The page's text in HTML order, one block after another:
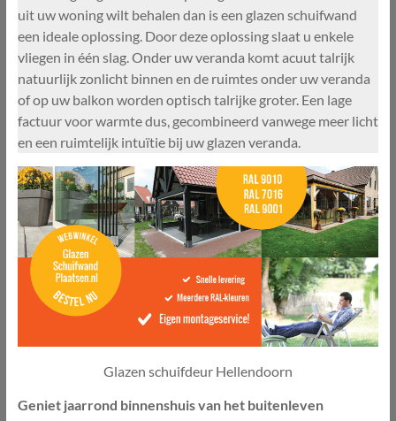
uit uw woning wilt behalen dan is een glazen schuifwand
een ideale oplossing. Door deze oplossing slaat u enkele
vliegen in één slag. Onder uw veranda komt acuut talrijk
natuurlijk zonlicht binnen en de ruimtes onder uw veranda
of op uw balkon worden optisch talrijke groter. Een lage
factuur voor warmte dus, gecombineerd vanwege meer licht
en een ruimtelijk intuïtie bij uw glazen veranda.
Glazen schuifdeur Hellendoorn
Geniet jaarrond binnenshuis van het buitenleven